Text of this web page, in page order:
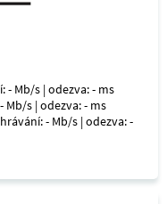
- Mb/s | odezva: - ms
Mb/s | odezva: - ms
- Mb/s | odezva: -